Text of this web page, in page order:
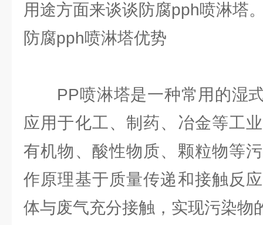
用途方面来谈谈防腐pph喷淋塔
防腐pph喷淋塔优势
PP喷淋塔是一种常用的湿式
应用于化工、制药、冶金等工
有机物、酸性物质、颗粒物等
作原理基于质量传递和接触反
体与废气充分接触，实现污染物